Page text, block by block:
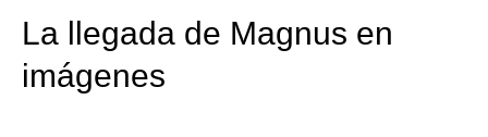
La llegada de Magnus en
imágenes